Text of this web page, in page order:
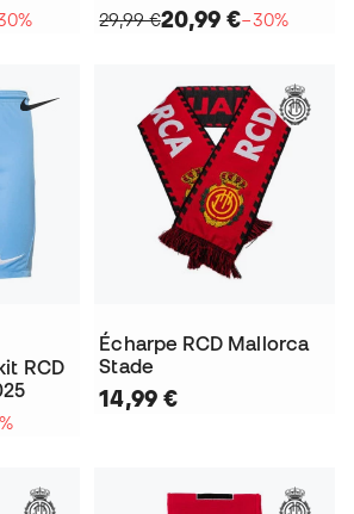
29,99 €20,99 €−30%
RCD
Écharpe RCD Mallorca
Stade
14,99 €